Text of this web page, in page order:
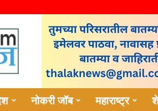
नोकरी जॉब महाराष्ट्र